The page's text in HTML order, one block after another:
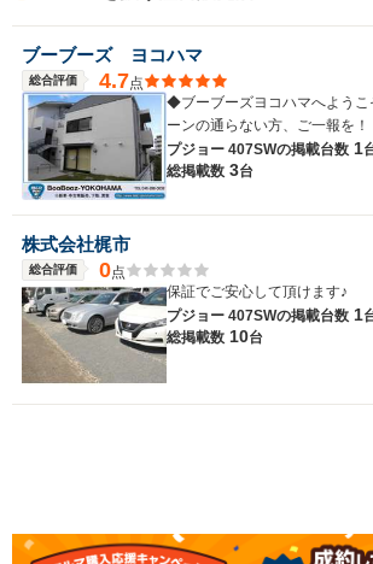
ブーブーズ ヨコハマ
総合評価 4.7点
◆ブーブーズヨコハマへよう
ーンの通らない方、ご一報を！
プジョー 407SWの掲載台数 1
総掲載数 3台
株式会社梶市
総合評価 0点
保証でご安心して頂けます♪
プジョー 407SWの掲載台数 1
総掲載数 10台